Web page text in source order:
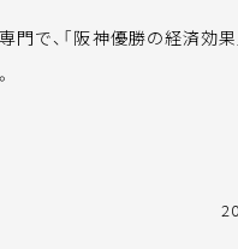
で、「阪神優勝の経済効果